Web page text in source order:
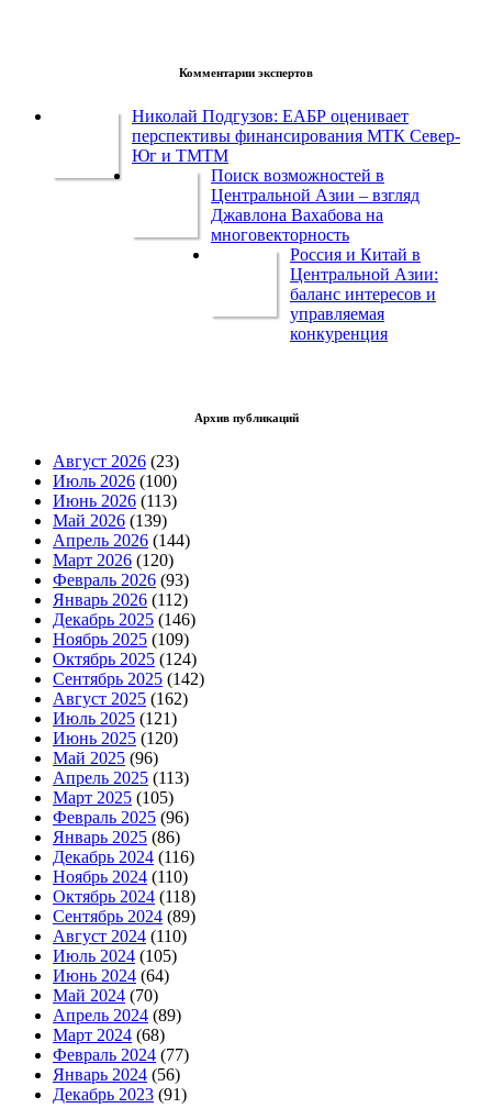
Комментарии экспертов
Николай Подгузов: ЕАБР оценивает
перспективы финансирования МТК Север-
Юг и ТМТМ
Поиск возможностей в
Центральной Азии – взгляд
Джавлона Вахабова на
многовекторность
Россия и Китай в
Центральной Азии:
баланс интересов и
управляемая
конкуренция
Архив публикаций
Август 2026 (23)
Июль 2026 (100)
Июнь 2026 (113)
Май 2026 (139)
Апрель 2026 (144)
Март 2026 (120)
Февраль 2026 (93)
Январь 2026 (112)
Декабрь 2025 (146)
Ноябрь 2025 (109)
Октябрь 2025 (124)
Сентябрь 2025 (142)
Август 2025 (162)
Июль 2025 (121)
Июнь 2025 (120)
Май 2025 (96)
Апрель 2025 (113)
Март 2025 (105)
Февраль 2025 (96)
Январь 2025 (86)
Декабрь 2024 (116)
Ноябрь 2024 (110)
Октябрь 2024 (118)
Сентябрь 2024 (89)
Август 2024 (110)
Июль 2024 (105)
Июнь 2024 (64)
Май 2024 (70)
Апрель 2024 (89)
Март 2024 (68)
Февраль 2024 (77)
Январь 2024 (56)
Декабрь 2023 (91)